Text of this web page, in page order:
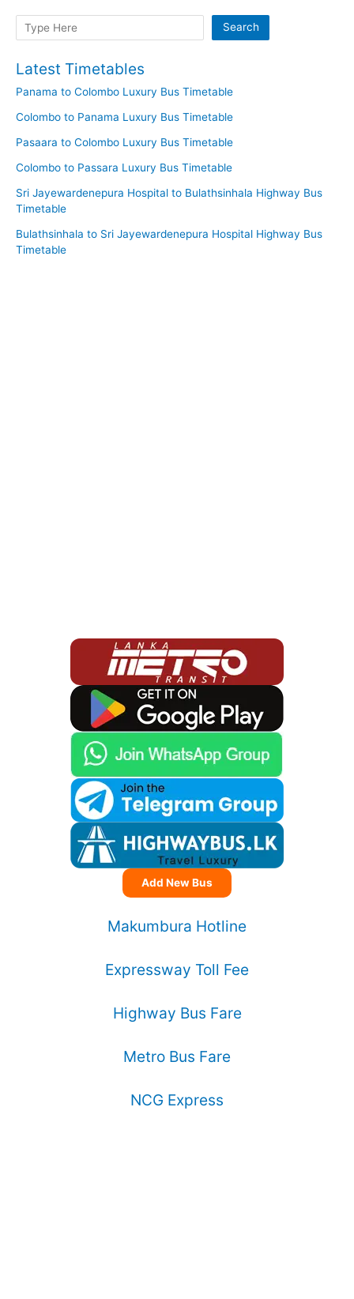
Search Search
Latest Timetables
Panama to Colombo Luxury Bus Timetable
Colombo to Panama Luxury Bus Timetable
Pasaara to Colombo Luxury Bus Timetable
Colombo to Passara Luxury Bus Timetable
Sri Jayewardenepura Hospital to Bulathsinhala Highway Bus
Timetable
Bulathsinhala to Sri Jayewardenepura Hospital Highway Bus
Timetable
Add New Bus
Makumbura Hotline
Expressway Toll Fee
Highway Bus Fare
Metro Bus Fare
NCG Express